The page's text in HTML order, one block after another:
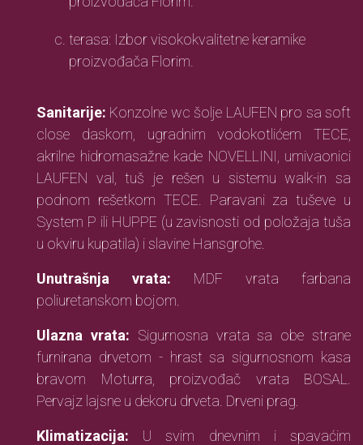
terasa: Izbor visokokvalitetne keramike
proizvođača Florim.
Sanitarije: Konzolne wc šolje LAUFEN pro sa soft
close daskom, ugradnim vodokotlićem TECE,
akrilne hidromasažne kade NOVELLINI, umivaonici
LAUFEN val, tuš je rešen u sistemu walk-in sa
podnom rešetkom TECE. Paravani za tuševe u
System P ili HUPPE (u zavisnosti od položaja tuša
u okviru kupatila) i slavine Hansgrohe.
Unutrašnja vrata: MDF vrata farbana
poliuretanskom bojom.
Ulazna vrata: Sigurnosna vrata sa obe strane
furnirana drvetom - hrast sa sigurnosnom kasa
bravom Moturra, proizvođač vrata BOSAL.
Pervajz lajsne u dekoru drveta. Drveni prag.
Klimatizacija: U svim dnevnim i spavaćim